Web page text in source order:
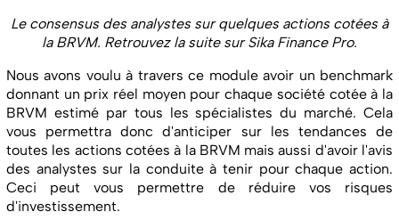
Le consensus des analystes sur quelques actions cotées à
la BRVM. Retrouvez la suite sur Sika Finance Pro.
Nous avons voulu à travers ce module avoir un benchmark
donnant un prix réel moyen pour chaque société cotée à la
BRVM estimé par tous les spécialistes du marché. Cela
vous permettra donc d'anticiper sur les tendances de
toutes les actions cotées à la BRVM mais aussi d'avoir l'avis
des analystes sur la conduite à tenir pour chaque action.
Ceci peut vous permettre de réduire vos risques
d'investissement.